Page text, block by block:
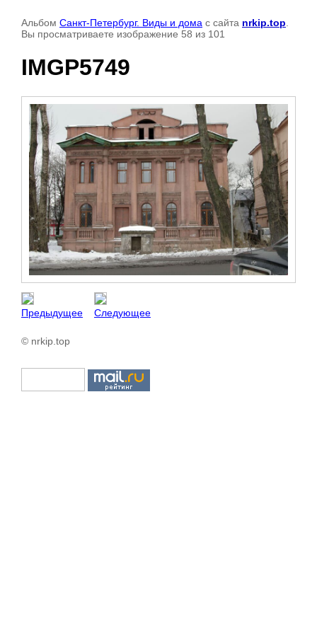
Альбом Санкт-Петербург. Виды и дома с сайта nrkip.top
Вы просматриваете изображение 58 из 101
IMGP5749
Предыдущее Следующее
© nrkip.top